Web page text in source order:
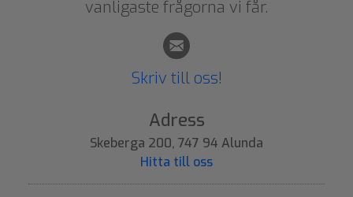
vanligaste frågorna vi får.
Skriv till oss!
Adress
Skeberga 200, 747 94 Alunda
Hitta till oss